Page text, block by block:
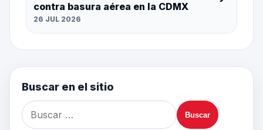
contra basura aérea en la CDMX
26 JUL 2026
Buscar en el sitio